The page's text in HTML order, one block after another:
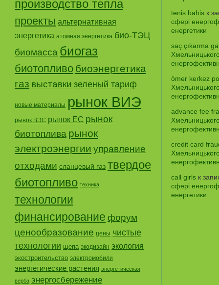
производство тепла
проекты альтернативная
энергетика атомная энергетика био-ТЭЦ
биомасса биогаз
биотопливо биоэнергетика
газ выставки зеленый тариф
новые материалы рынок ВИЭ
рынок ВЭС рынок ЕС рынок
биотоплива рынок
электроэнергии управление
отходами сланцевый газ твердое
биотопливо техника
технологии
финансирование форум
ценообразование цены чистые
технологии щепа экодизайн экология
экостроительство электромобили
энергетические растения энергетическая
верба энергосбережение
tenis bahis к
сфері
енергетики
saç çıkarma
ömer kerkez
advance fee
credit card
call girls к
сфері
енергетики